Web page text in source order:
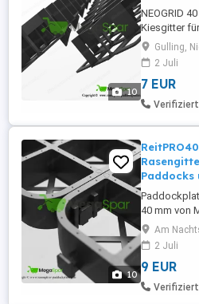
10
NEOGRID
Kiesgitter
Paddocks
Hofflächen,
...
Gulling,
2 Juli
7 EUR
10
Paddocks
40 mm von
Paddocks,
und
dauerhaft
Am
2 Juli
9 EUR